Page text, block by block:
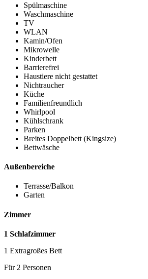
Spülmaschine
Waschmaschine
TV
WLAN
Kamin/Ofen
Mikrowelle
Kinderbett
Barrierefrei
Haustiere nicht gestattet
Nichtraucher
Küche
Familienfreundlich
Whirlpool
Kühlschrank
Parken
Breites Doppelbett (Kingsize)
Bettwäsche
Außenbereiche
Terrasse/Balkon
Garten
Zimmer
1 Schlafzimmer
1 Extragroßes Bett
Für 2 Personen